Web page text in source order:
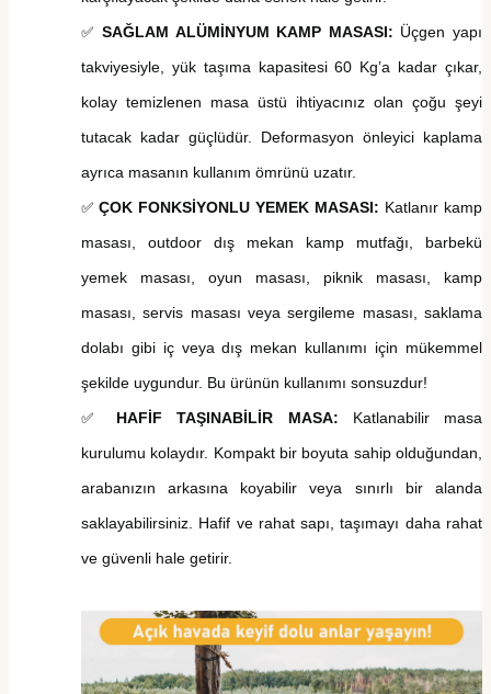
✅ SAĞLAM ALÜMİNYUM KAMP MASASI: Üçgen yapı
takviyesiyle, yük taşıma kapasitesi 60 Kg’a kadar çıkar,
kolay temizlenen masa üstü ihtiyacınız olan çoğu şeyi
tutacak kadar güçlüdür. Deformasyon önleyici kaplama
ayrıca masanın kullanım ömrünü uzatır.
✅ ÇOK FONKSİYONLU YEMEK MASASI: Katlanır kamp
masası, outdoor dış mekan kamp mutfağı, barbekü
yemek masası, oyun masası, piknik masası, kamp
masası, servis masası veya sergileme masası, saklama
dolabı gibi iç veya dış mekan kullanımı için mükemmel
şekilde uygundur. Bu ürünün kullanımı sonsuzdur!
✅ HAFİF TAŞINABİLİR MASA: Katlanabilir masa
kurulumu kolaydır. Kompakt bir boyuta sahip olduğundan,
arabanızın arkasına koyabilir veya sınırlı bir alanda
saklayabilirsiniz. Hafif ve rahat sapı, taşımayı daha rahat
ve güvenli hale getirir.